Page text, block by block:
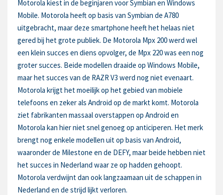
Motorola kiest in de beginjaren voor Symbian en Windows
Mobile. Motorola heeft op basis van Symbian de A780
uitgebracht, maar deze smartphone heeft het helaas niet
gered bij het grote publiek. De Motorola Mpx 200 werd wel
een klein succes en diens opvolger, de Mpx 220 was een nog
groter succes. Beide modellen draaide op Windows Mobile,
maar het succes van de RAZR V3 werd nog niet evenaart.
Motorola krijgt het moeilijk op het gebied van mobiele
telefoons en zeker als Android op de markt komt. Motorola
ziet fabrikanten massaal overstappen op Android en
Motorola kan hier niet snel genoeg op anticiperen. Het merk
brengt nog enkele modellen uit op basis van Android,
waaronder de Milestone en de DEFY, maar beide hebben niet
het succes in Nederland waar ze op hadden gehoopt.
Motorola verdwijnt dan ook langzaamaan uit de schappen in
Nederland en de strijd lijkt verloren.